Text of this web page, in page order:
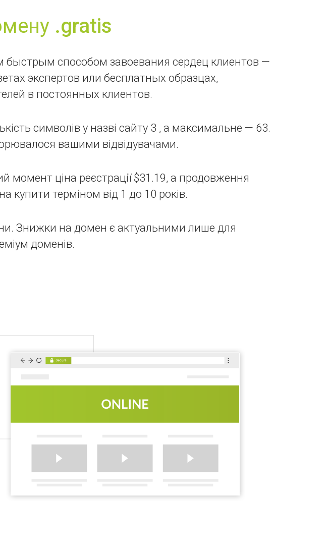
.gratis
способом завоевания сердец клиентов —
экспертов или бесплатных образцах,
в постоянных клиентов.
символів у назві сайту 3 , а максимальне — 63.
вашими відвідувачами.
момент ціна реєстрації $31.19, а продовження
купити терміном від 1 до 10 років.
Знижки на домен є актуальними лише для
доменів.